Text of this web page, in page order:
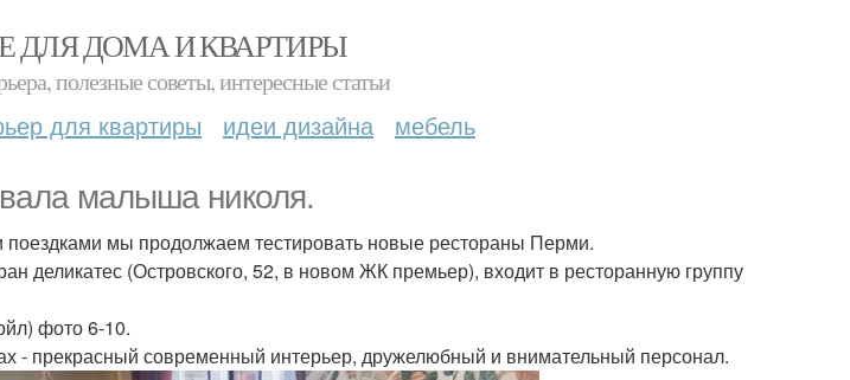
ДЛЯ ДОМА И КВАРТИРЫ
полезные советы, интересные статьи
для квартиры идеи дизайна мебель
малыша николя.
мы продолжаем тестировать новые рестораны Перми.
деликатес (Островского, 52, в новом ЖК премьер), входит в ресторанную группу
фото 6-10.
- прекрасный современный интерьер, дружелюбный и внимательный персонал.